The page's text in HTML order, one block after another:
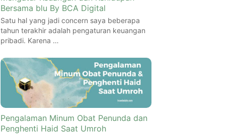
Bersama blu By BCA Digital
Satu hal yang jadi concern saya beberapa
tahun terakhir adalah pengaturan keuangan
pribadi. Karena …
Pengalaman Minum Obat Penunda dan
Penghenti Haid Saat Umroh